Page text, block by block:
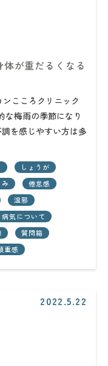
体が重だるくなる
こころクリニック
梅雨の季節になり
を感じやすい方は多
しょうが
み
倦怠感
湿邪
病気について
質問箱
重感
2022.5.22